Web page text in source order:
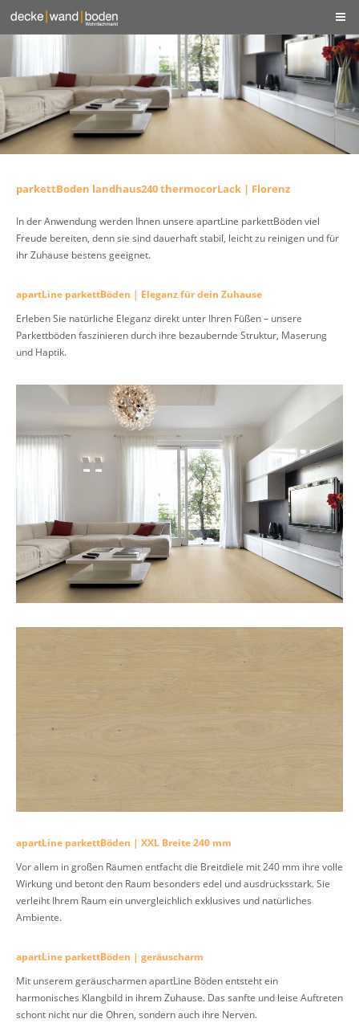
parkettBoden landhaus240 thermocorLack | Florenz
In der Anwendung werden Ihnen unsere apartLine parkettBöden viel
Freude bereiten, denn sie sind dauerhaft stabil, leicht zu reinigen und für
ihr Zuhause bestens geeignet.
apartLine parkettBöden | Eleganz für dein Zuhause
Erleben Sie natürliche Eleganz direkt unter Ihren Füßen – unsere
Parkettböden faszinieren durch ihre bezaubernde Struktur, Maserung
und Haptik.
apartLine parkettBöden | XXL Breite 240 mm
Vor allem in großen Räumen entfacht die Breitdiele mit 240 mm ihre volle
Wirkung und betont den Raum besonders edel und ausdrucksstark. Sie
verleiht Ihrem Raum ein unvergleichlich exklusives und natürliches
Ambiente.
apartLine parkettBöden | geräuscharm
Mit unserem geräuscharmen apartLine Böden entsteht ein
harmonisches Klangbild in ihrem Zuhause. Das sanfte und leise Auftreten
schont nicht nur die Ohren, sondern auch ihre Nerven.